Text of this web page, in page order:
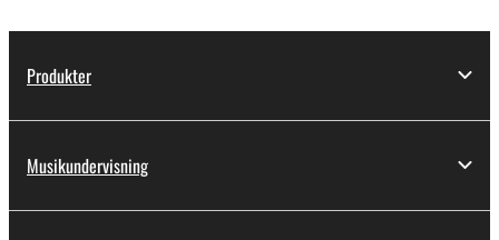
Produkter
Musikundervisning